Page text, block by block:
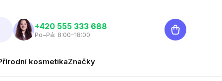
‭+420 555 333 688
Po–Pá: 8:00–18:00
Nákupní
košík
kosmetikaZnačky